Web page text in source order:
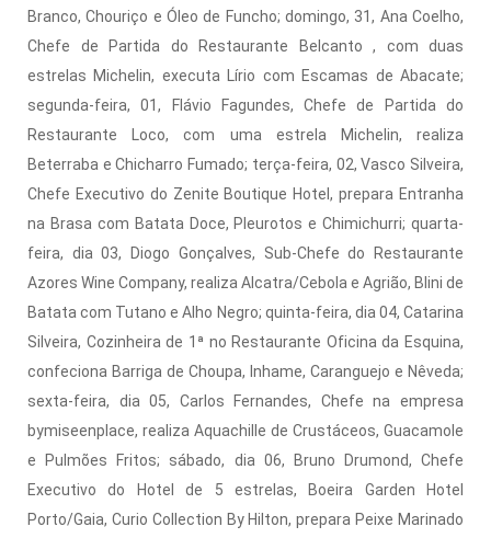
Branco, Chouriço e Óleo de Funcho; domingo, 31, Ana Coelho,
Chefe de Partida do Restaurante Belcanto , com duas
estrelas Michelin, executa Lírio com Escamas de Abacate;
segunda-feira, 01, Flávio Fagundes, Chefe de Partida do
Restaurante Loco, com uma estrela Michelin, realiza
Beterraba e Chicharro Fumado; terça-feira, 02, Vasco Silveira,
Chefe Executivo do Zenite Boutique Hotel, prepara Entranha
na Brasa com Batata Doce, Pleurotos e Chimichurri; quarta-
feira, dia 03, Diogo Gonçalves, Sub-Chefe do Restaurante
Azores Wine Company, realiza Alcatra/Cebola e Agrião, Blini de
Batata com Tutano e Alho Negro; quinta-feira, dia 04, Catarina
Silveira, Cozinheira de 1ª no Restaurante Oficina da Esquina,
confeciona Barriga de Choupa, Inhame, Caranguejo e Nêveda;
sexta-feira, dia 05, Carlos Fernandes, Chefe na empresa
bymiseenplace, realiza Aquachille de Crustáceos, Guacamole
e Pulmões Fritos; sábado, dia 06, Bruno Drumond, Chefe
Executivo do Hotel de 5 estrelas, Boeira Garden Hotel
Porto/Gaia, Curio Collection By Hilton, prepara Peixe Marinado